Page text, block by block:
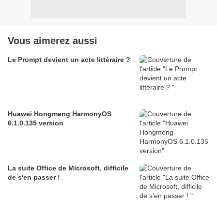
Vous aimerez aussi
Le Prompt devient un acte littéraire ?
Huawei Hongmeng HarmonyOS
6.1.0.135 version
La suite Office de Microsoft, difficile
de s'en passer !